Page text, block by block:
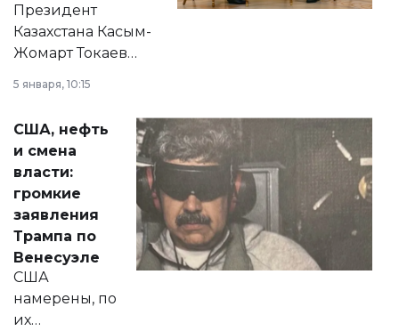
Президент
Казахстана Касым-
Жомарт Токаев
сразу несколько
актуальных тем —
от слухов о
политических
реформах до
вопросов армии,
экономики и
личного здоровья.
5 января, 10:15
США, нефть
и смена
власти:
громкие
заявления
Трампа по
Венесуэле
США
намерены, по
их